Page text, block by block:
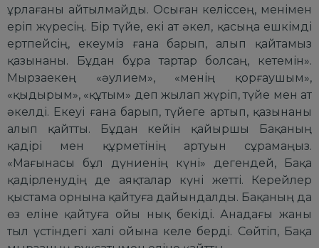
ұрлағаны айтылмайды. Осыған келіссең, менімен
еріп жүресің. Бір түйе, екі ат әкел, қасыңа ешкімді
ертпейсің, екеуміз ғана барып, алып қайтамыз
қазынаны. Бұдан бұра тартар болсаң, кетемін».
Мырзаекең «әулием», «менің қорғаушым»,
«қыдырым», «құтым» деп жылап жүріп, түйе мен ат
әкелді. Екеуі ғана барып, түйеге артып, қазынаны
алып қайтты. Бұдан кейін қайыршы Бақаның
қадірі мен құрметінің артуын сұрамаңыз.
«Мағынасы бұл дүниенің күні» дегендей, Бақа
қадірленудің де аяқталар күні жетті. Керейлер
қыстама орнына қайтуға дайындалды. Бақаның да
өз еліне қайтуға ойы нық бекіді. Анадағы жаны
тыл үстіндегі халі ойына келе берді. Сөйтіп, Бақа